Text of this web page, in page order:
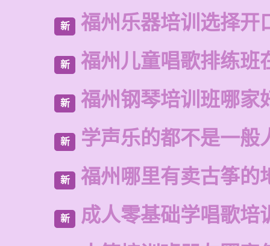
新 福州乐器培训选择开
新 福州儿童唱歌排练班
新 福州钢琴培训班哪家
新 学声乐的都不是一般
新 福州哪里有卖古筝的
新 成人零基础学唱歌培